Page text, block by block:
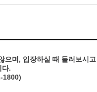
며, 입장하실 때 둘러보시
.
1800)